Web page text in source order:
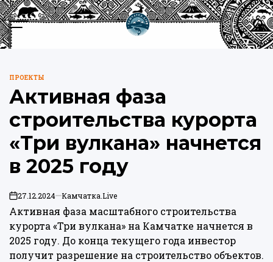
Перейти
к
содержимому
Меню
ОПУБЛИКОВАНО
ПРОЕКТЫ
Активная фаза
строительства курорта
«Три вулкана» начнется
в 2025 году
on27.12.2024 Камчатка.Live
Активная фаза масштабного строительства
курорта «Три вулкана» на Камчатке начнется в
2025 году. До конца текущего года инвестор
получит разрешение на строительство объектов.